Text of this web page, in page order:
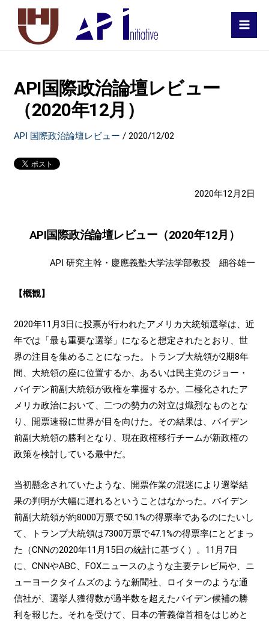
API国際政治論壇レビュー
（2020年12月）
API 国際政治論壇レビュー /2020/12/02
2020年12月2日
API国際政治論壇レビュー（2020年12月）
API 研究主幹・慶應義塾大学法学部教授 細谷雄一
【概観】
2020年11月3日に投票が行われたアメリカ大統領選挙は、近
年では「最も重要な選挙」になると想定されたとおり、世
界の注目を集めることになった。トランプ大統領が2期8年
間、大統領の座に位置するか、あるいは民主党のジョー・
バイデン前副大統領が政権を掌握するか。二極化されたア
メリカ政治において、二つの勢力の対立は熾烈なものとな
り、開票速報に世界が目を向けた。その結果は、バイデン
前副大統領の勝利となり、現在政権移行チームが新政権の
政策を検討している最中だ。
当初懸念されていたような、開票作業の混迷により選挙結
果の判明が大幅に遅れるということはなかった。バイデン
前副大統領が約8000万票で50.1%の得票率であるのにたいし
て、トランプ大統領は7300万票で47.1%の得票率にとどまっ
た（CNNの2020年11月15日の統計に基づく）。11月7日
に、CNNやABC、FOXニュースのような主要テレビ局や、ニ
ューヨークタイムズのような新聞社、ロイターのような通
信社が、選挙人獲得数が過半数を超えたバイデン候補の勝
利を報じた。それを受けて、日本の菅義偉首相をはじめと